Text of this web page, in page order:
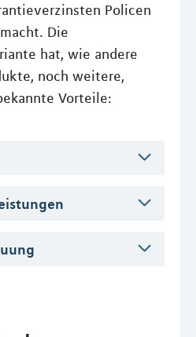
Policen
Die
hat, wie andere
noch weitere,
Vorteile: